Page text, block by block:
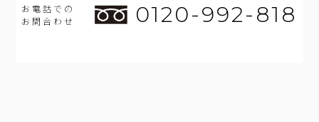
お電話での
お問合わせ
0120-992-818